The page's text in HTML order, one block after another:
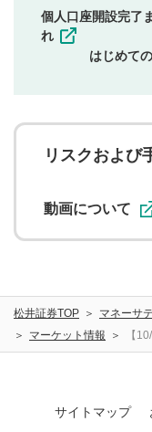
その他当社
一度投稿した評
ことを承諾した
に関する著作者人
用者が投稿した
ることがあります
個人口座開設完了
れ
はじめて
リスクおよび
動画について
松井証券TOP マネーサ
マーケット情報
【
サイトマップ